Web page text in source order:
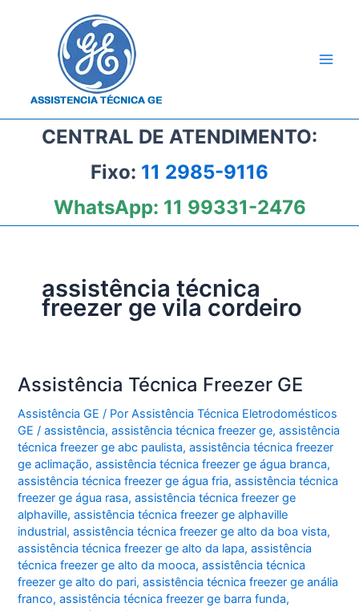
CENTRAL DE ATENDIMENTO:
Fixo: 11 2985-9116
WhatsApp: 11 99331-2476
assistência técnica
freezer ge vila cordeiro
Assistência Técnica Freezer GE
Assistência GE / PorAssistência Técnica Eletrodomésticos
GE/assistência,assistência técnica freezer ge,assistência
técnica freezer ge abc paulista,assistência técnica freezer
ge aclimação,assistência técnica freezer ge água branca,
assistência técnica freezer ge água fria,assistência técnica
freezer ge água rasa,assistência técnica freezer ge
alphaville,assistência técnica freezer ge alphaville
industrial,assistência técnica freezer ge alto da boa vista,
assistência técnica freezer ge alto da lapa,assistência
técnica freezer ge alto da mooca,assistência técnica
freezer ge alto do pari,assistência técnica freezer ge anália
franco,assistência técnica freezer ge barra funda,